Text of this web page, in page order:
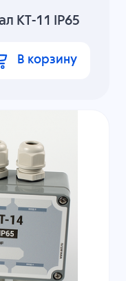
КТ-11 IP65
В корзину